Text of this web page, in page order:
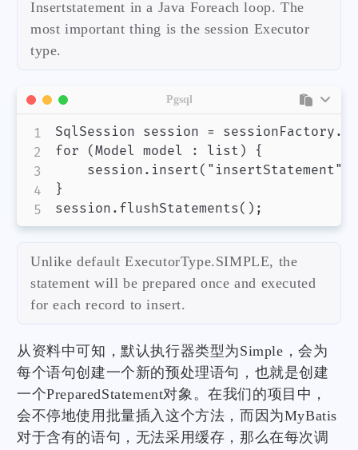
Insertstatement in a Java Foreach loop. The
most important thing is the session Executor
type.
SqlSession session =
for (Model model : list) {
session.insert("insertStatement",
}
Pgsql
Unlike default ExecutorType.SIMPLE, the
statement will be prepared once and executed
for each record to insert.
从资料中可知，默认执行器类型为Simple，会为
每个语句创建一个新的预处理语句，也就是创建
一个PreparedStatement对象。在我们的项目中，
会不停地使用批量插入这个方法，而因为MyBatis
对于含有的语句，无法采用缓存，那么在每次调